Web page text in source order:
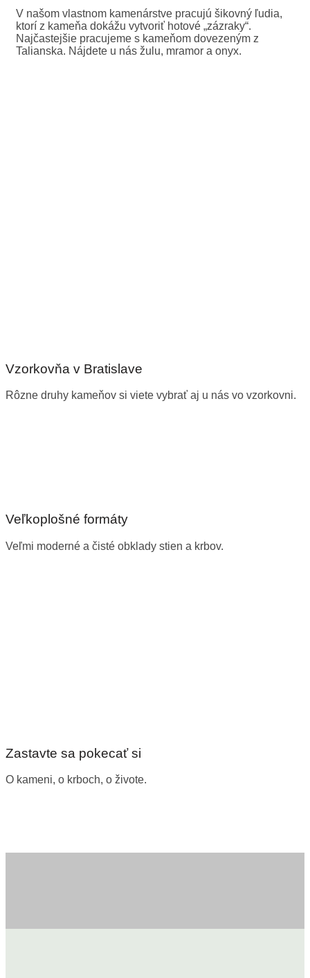
V našom vlastnom kamenárstve pracujú šikovný ľudia,
ktorí z kameňa dokážu vytvoriť hotové „zázraky“.
Najčastejšie pracujeme s kameňom dovezeným z
Talianska. Nájdete u nás žulu, mramor a onyx.
Vzorkovňa v Bratislave
Rôzne druhy kameňov si viete vybrať aj u nás vo vzorkovni.
Veľkoplošné formáty
Veľmi moderné a čisté obklady stien a krbov.
Zastavte sa pokecať si
O kameni, o krboch, o živote.